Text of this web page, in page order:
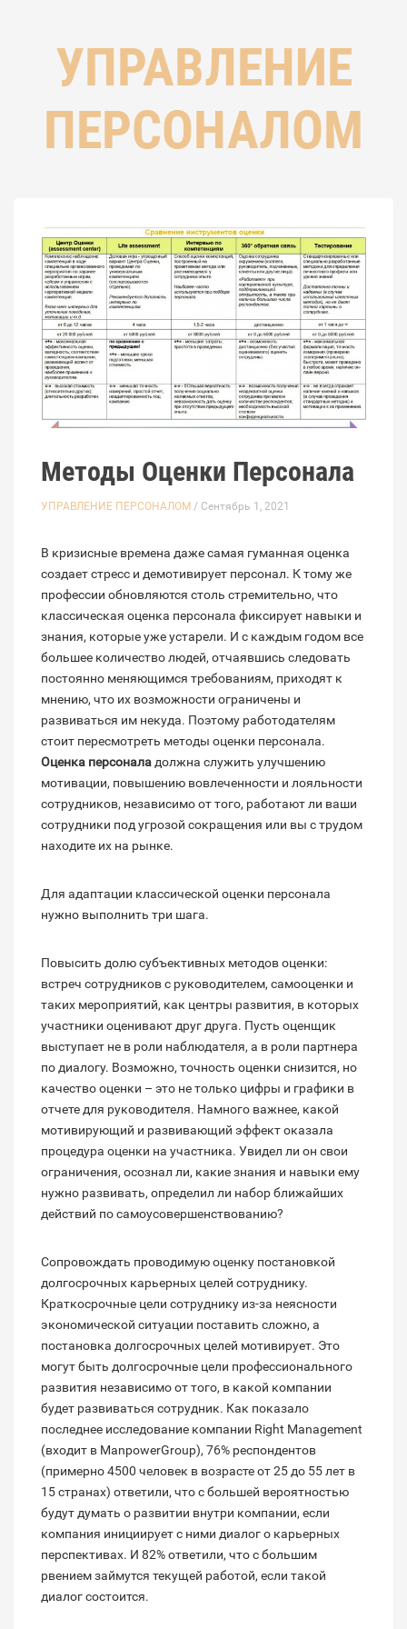
УПРАВЛЕНИЕ
ПЕРСОНАЛОМ
Методы Оценки Персонала
УПРАВЛЕНИЕ ПЕРСОНАЛОМ / Сентябрь 1, 2021
В кризисные времена даже самая гуманная оценка
создает стресс и демотивирует персонал. К тому же
профессии обновляются столь стремительно, что
классическая оценка персонала фиксирует навыки и
знания, которые уже устарели. И с каждым годом все
большее количество людей, отчаявшись следовать
постоянно меняющимся требованиям, приходят к
мнению, что их возможности ограничены и
развиваться им некуда. Поэтому работодателям
стоит пересмотреть методы оценки персонала.
Оценка персонала должна служить улучшению
мотивации, повышению вовлеченности и лояльности
сотрудников, независимо от того, работают ли ваши
сотрудники под угрозой сокращения или вы с трудом
находите их на рынке.
Для адаптации классической оценки персонала
нужно выполнить три шага.
Повысить долю субъективных методов оценки:
встреч сотрудников с руководителем, самооценки и
таких мероприятий, как центры развития, в которых
участники оценивают друг друга. Пусть оценщик
выступает не в роли наблюдателя, а в роли партнера
по диалогу. Возможно, точность оценки снизится, но
качество оценки – это не только цифры и графики в
отчете для руководителя. Намного важнее, какой
мотивирующий и развивающий эффект оказала
процедура оценки на участника. Увидел ли он свои
ограничения, осознал ли, какие знания и навыки ему
нужно развивать, определил ли набор ближайших
действий по самоусовершенствованию?
Сопровождать проводимую оценку постановкой
долгосрочных карьерных целей сотруднику.
Краткосрочные цели сотруднику из-за неясности
экономической ситуации поставить сложно, а
постановка долгосрочных целей мотивирует. Это
могут быть долгосрочные цели профессионального
развития независимо от того, в какой компании
будет развиваться сотрудник. Как показало
последнее исследование компании Right Management
(входит в ManpowerGroup), 76% респондентов
(примерно 4500 человек в возрасте от 25 до 55 лет в
15 странах) ответили, что с большей вероятностью
будут думать о развитии внутри компании, если
компания инициирует с ними диалог о карьерных
перспективах. И 82% ответили, что с большим
рвением займутся текущей работой, если такой
диалог состоится.